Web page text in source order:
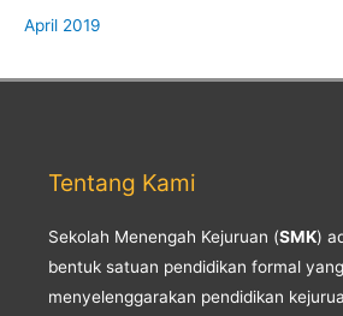
April 2019
Tentang Kami
Sekolah Menengah Kejuruan (SMK)
bentuk satuan pendidikan formal yang
menyelenggarakan pendidikan